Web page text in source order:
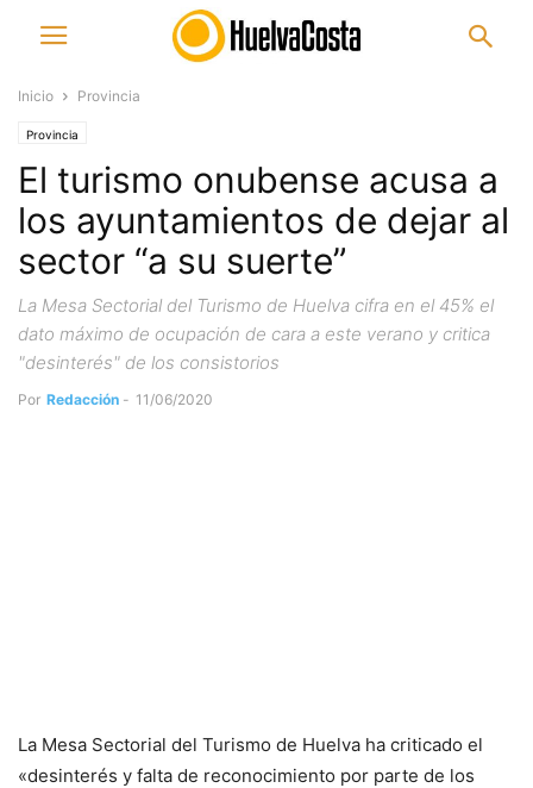
Inicio Provincia
Provincia
El turismo onubense acusa a
los ayuntamientos de dejar al
sector “a su suerte”
La Mesa Sectorial del Turismo de Huelva cifra en el 45% el
dato máximo de ocupación de cara a este verano y critica
"desinterés" de los consistorios
Por Redacción - 11/06/2020
La Mesa Sectorial del Turismo de Huelva ha criticado el
«desinterés y falta de reconocimiento por parte de los